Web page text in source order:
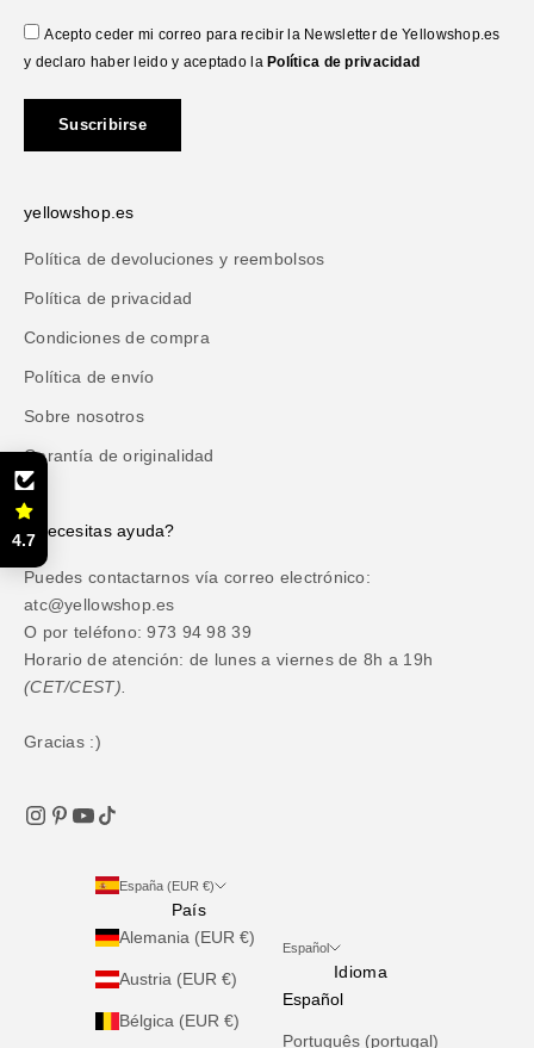
Acepto ceder mi correo para recibir la Newsletter de Yellowshop.es
y declaro haber leido y aceptado la Política de privacidad
Suscribirse
yellowshop.es
Política de devoluciones y reembolsos
Política de privacidad
Condiciones de compra
Política de envío
Sobre nosotros
Garantía de originalidad
¿Necesitas ayuda?
Puedes contactarnos vía correo electrónico:
atc@yellowshop.es
O por teléfono: 973 94 98 39
Horario de atención: de lunes a viernes de 8h a 19h
(CET/CEST).
Gracias :)
España (EUR €)
País
Alemania (EUR €)
Austria (EUR €)
Bélgica (EUR €)
Español
Idioma
Español
Português (portugal)
4.7